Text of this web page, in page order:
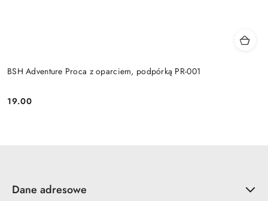
BSH Adventure Proca z oparciem, podpórką PR-001
Cena:
19.00
Dane adresowe